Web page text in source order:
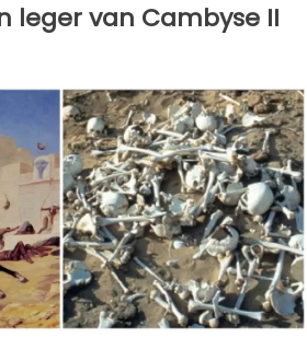
leger van Cambyse II